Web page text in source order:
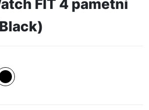
FIT 4 pametni